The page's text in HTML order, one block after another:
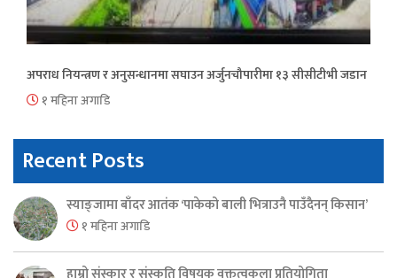
अपराध नियन्त्रण र अनुसन्धानमा सघाउन अर्जुनचौपारीमा १३ सीसीटीभी जडान
१ महिना अगाडि
Recent Posts
स्याङ्जामा बाँदर आतंक ‘पाकेको बाली भित्राउनै पाउँदैनन् किसान’
१ महिना अगाडि